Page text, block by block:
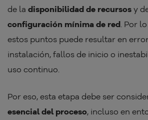
de la disponibilidad de recursos y
configuración mínima de red. Por
estos puntos puede resultar en
instalación, fallos de inicio o
uso continuo.
Por eso, esta etapa debe ser
esencial del proceso, incluso en